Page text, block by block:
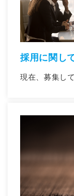
採用に関し
現在、募集し